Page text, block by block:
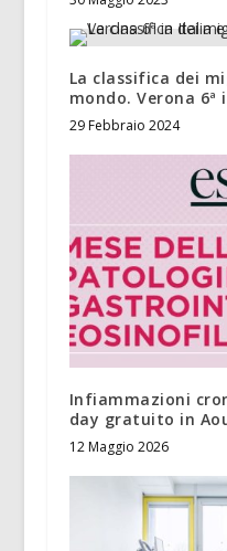
La classifica dei
mondo. Verona 6ª
29 Febbraio 2024
Infiammazioni
day gratuito in
12 Maggio 2026